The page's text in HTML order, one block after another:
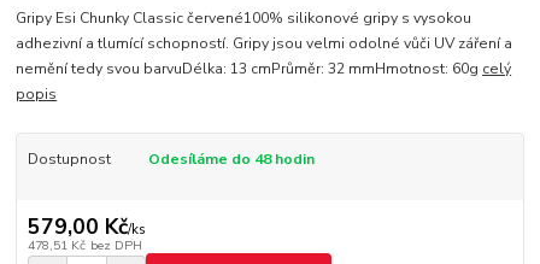
Gripy Esi Chunky Classic červené100% silikonové gripy s vysokou
adhezivní a tlumící schopností. Gripy jsou velmi odolné vůči UV záření a
nemění tedy svou barvuDélka: 13 cmPrůměr: 32 mmHmotnost: 60g celý
popis
Dostupnost Odesíláme do 48 hodin
579,00 Kč/ks
478,51 Kč bez DPH